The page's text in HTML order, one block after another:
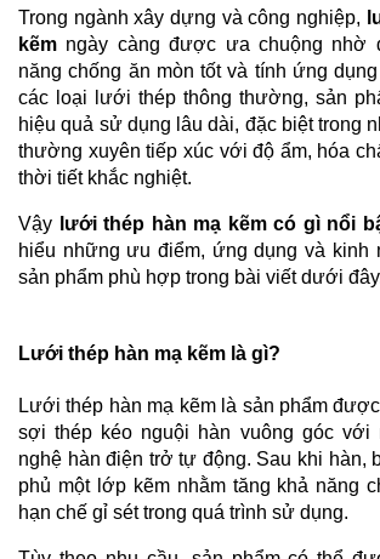
Trong ngành xây dựng và công nghiệp,
kẽm ngày càng được ưa chuộng nhờ
năng chống ăn mòn tốt và tính ứng
các loại lưới thép thông thường, sản
hiệu quả sử dụng lâu dài, đặc biệt trong
thường xuyên tiếp xúc với độ ẩm, hóa
thời tiết khắc nghiệt.
Vậy lưới thép hàn mạ kẽm có gì nổi
hiểu những ưu điểm, ứng dụng và kinh
sản phẩm phù hợp trong bài viết dưới
Lưới thép hàn mạ kẽm là gì?
Lưới thép hàn mạ kẽm là sản phẩm
sợi thép kéo nguội hàn vuông góc với
nghệ hàn điện trở tự động. Sau khi hàn,
phủ một lớp kẽm nhằm tăng khả năng
hạn chế gỉ sét trong quá trình sử dụng.